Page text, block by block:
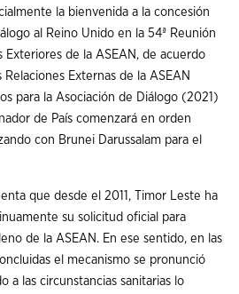
la bienvenida a la concesión
al Reino Unido en la 54ª Reunión
Exteriores de la ASEAN, de acuerdo
Externas de la ASEAN
para la Asociación de Diálogo (2021)
de País comenzará en orden
con Brunei Darussalam para el
que desde el 2011, Timor Leste ha
su solicitud oficial para
de la ASEAN. En ese sentido, en las
el mecanismo se pronunció
a las circunstancias sanitarias lo